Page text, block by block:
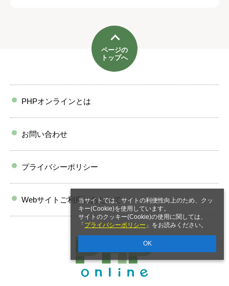
当サイトでは、サイトの利便性向上のため、クッ
キー(Cookie)を使用しています。
サイトのクッキー(Cookie)の使用に関しては、
「 プライバシーポリシー 」をお読みください。
OK
ページの
トップへ
PHPオンラインとは
お問い合わせ
プライバシーポリシー
Webサイトご利用にあたって